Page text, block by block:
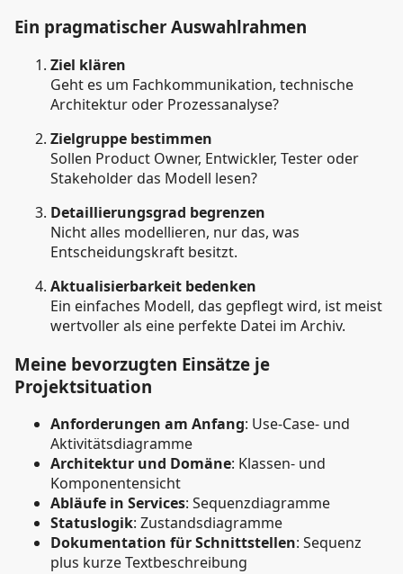
Ein pragmatischer Auswahlrahmen
Ziel klären
Geht es um Fachkommunikation, technische
Architektur oder Prozessanalyse?
Zielgruppe bestimmen
Sollen Product Owner, Entwickler, Tester oder
Stakeholder das Modell lesen?
Detaillierungsgrad begrenzen
Nicht alles modellieren, nur das, was
Entscheidungskraft besitzt.
Aktualisierbarkeit bedenken
Ein einfaches Modell, das gepflegt wird, ist meist
wertvoller als eine perfekte Datei im Archiv.
Meine bevorzugten Einsätze je
Projektsituation
Anforderungen am Anfang: Use-Case- und
Aktivitätsdiagramme
Architektur und Domäne: Klassen- und
Komponentensicht
Abläufe in Services: Sequenzdiagramme
Statuslogik: Zustandsdiagramme
Dokumentation für Schnittstellen: Sequenz
plus kurze Textbeschreibung